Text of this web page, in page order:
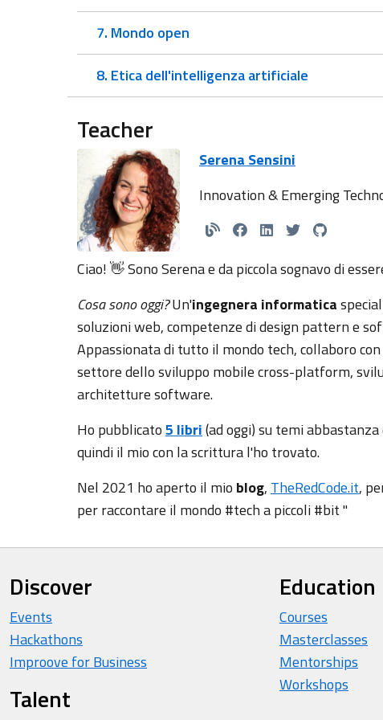
7. Mondo open
8. Etica dell'intelligenza artificiale
Teacher
Serena Sensini
Innovation & Emerging
Ciao! 👋 Sono Serena e da piccola sognavo di
Cosa sono oggi?Un'ingegnera informatica
soluzioni web, competenze di design pattern e
Appassionata di tutto il mondo tech, collaboro
settore dello sviluppo mobile cross-platform,
architetture software.
Ho pubblicato5 libri(ad oggi) su temi
quindi il mio con la scrittura l'ho trovato.
Nel 2021 ho aperto il mio blog, TheRedCode.it,
per raccontare il mondo #tech a piccoli #bit "
Discover
Events
Hackathons
Improove for Business
Talent
Education
Courses
Masterclasses
Mentorships
Workshops